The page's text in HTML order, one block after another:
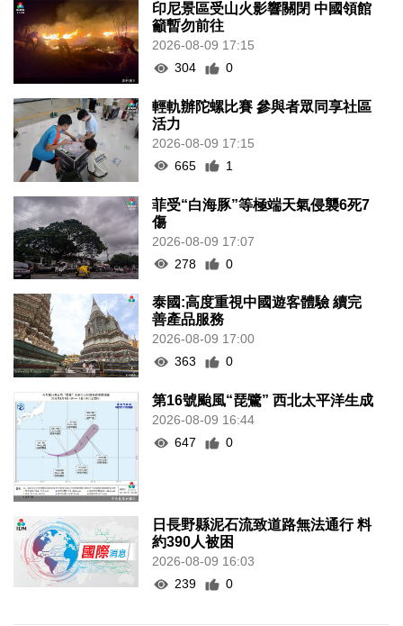
印尼景區受山火影響關閉 中國領館
籲暫勿前往
2026-08-09 17:15
304
0
輕軌辦陀螺比賽 參與者眾同享社區
活力
2026-08-09 17:15
665
1
菲受“白海豚”等極端天氣侵襲6死7
傷
2026-08-09 17:07
278
0
泰國:高度重視中國遊客體驗 續完
善產品服務
2026-08-09 17:00
363
0
第16號颱風“琵鷺” 西北太平洋生成
2026-08-09 16:44
647
0
日長野縣泥石流致道路無法通行 料
約390人被困
2026-08-09 16:03
239
0